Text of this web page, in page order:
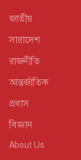
জাতীয়
সারাদেশ
রাজনীতি
আন্তর্জাতিক
প্রবাস
বিজ্ঞান
About Us